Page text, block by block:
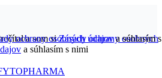
a som siZásady ochrany osobných
a súhlasím s nimi
ochrany osobných údajova súhlasím s